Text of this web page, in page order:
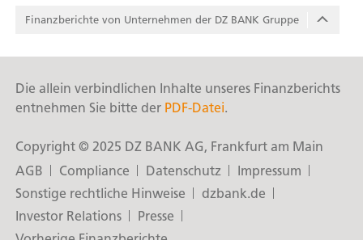
/
Reports
Finanzberichte von Unter­nehmen der DZ BANK Gruppe
Die allein verbindlichen Inhalte unseres Finanzberichts
entnehmen Sie bitte der PDF-Datei.
Copyright © 2025 DZ BANK AG, Frankfurt am Main
Fußzeile
AGB Compliance Datenschutz
Impressum
Sonstige rechtliche Hinweise
dzbank.de
Investor Relations
Presse